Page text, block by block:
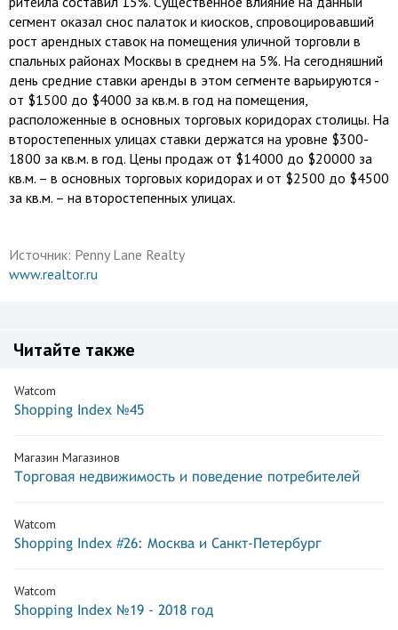
сегмент оказал снос палаток и киосков, спровоцировавший
рост арендных ставок на помещения уличной торговли в
спальных районах Москвы в среднем на 5%. На сегодняшний
день средние ставки аренды в этом сегменте варьируются -
от $1500 до $4000 за кв.м. в год на помещения,
расположенные в основных торговых коридорах столицы. На
второстепенных улицах ставки держатся на уровне $300-
1800 за кв.м. в год. Цены продаж от $14000 до $20000 за
кв.м. – в основных торговых коридорах и от $2500 до $4500
за кв.м. – на второстепенных улицах.
Источник: Penny Lane Realty
www.realtor.ru
Читайте также
Watcom
Shopping Index №45
Магазин Магазинов
Торговая недвижимость и поведение потребителей
Watcom
Shopping Index #26: Москва и Санкт-Петербург
Watcom
Shopping Index №19 - 2018 год